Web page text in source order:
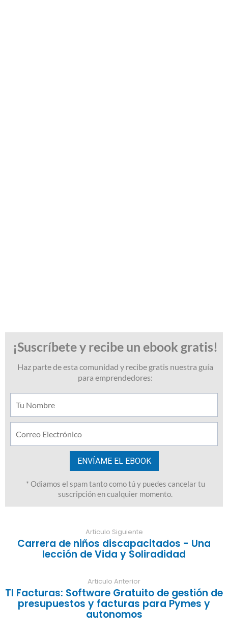
Articulo Siguiente
Carrera de niños discapacitados - Una
lección de Vida y Soliradidad
Articulo Anterior
TI Facturas: Software Gratuito de gestión de
presupuestos y facturas para Pymes y
autonomos